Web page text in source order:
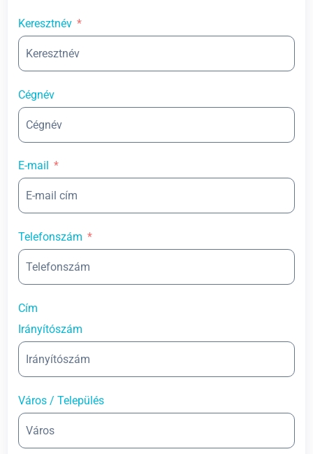
Keresztnév
Cégnév
E-mail
Telefonszám
Cím
Irányítószám
Város / Település